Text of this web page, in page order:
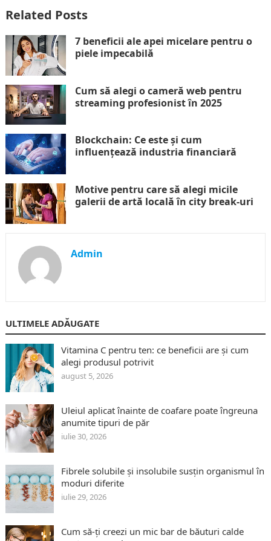
Related Posts
7 beneficii ale apei micelare pentru o
piele impecabilă
Cum să alegi o cameră web pentru
streaming profesionist în 2025
Blockchain: Ce este și cum
influențează industria financiară
Motive pentru care să alegi micile
galerii de artă locală în city break-uri
Admin
ULTIMELE ADĂUGATE
Vitamina C pentru ten: ce beneficii are și cum
alegi produsul potrivit
august 5, 2026
Uleiul aplicat înainte de coafare poate îngreuna
anumite tipuri de păr
iulie 30, 2026
Fibrele solubile și insolubile susțin organismul în
moduri diferite
iulie 29, 2026
Cum să-ți creezi un mic bar de băuturi calde